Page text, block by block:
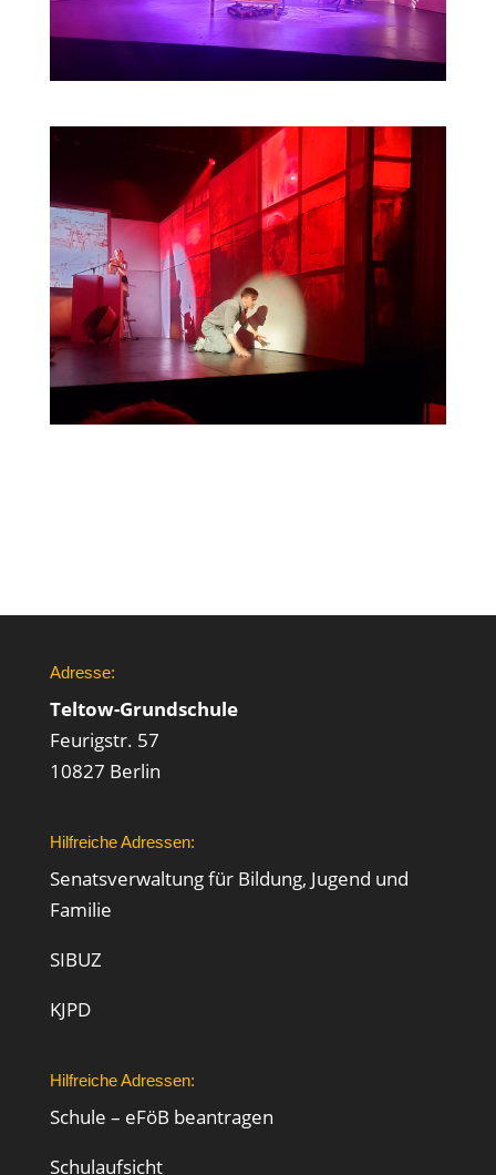
Adresse:
Teltow-Grundschule
Feurigstr. 57
10827 Berlin
Hilfreiche Adressen:
Senatsverwaltung für Bildung, Jugend und
Familie
SIBUZ
KJPD
Hilfreiche Adressen:
Schule – eFöB beantragen
Schulaufsicht